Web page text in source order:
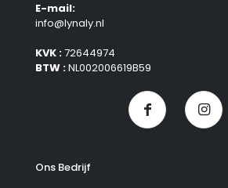
E-mail:
info@lynaly.nl
KVK :72644974
BTW :NL002006619B59
Ons Bedrijf